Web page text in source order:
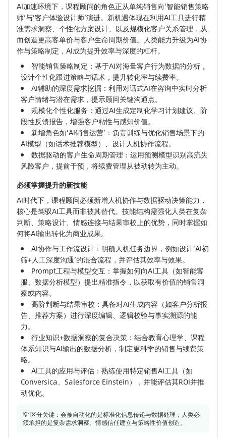
AI加速环境下，课程顾问的角色正从单纯销售向‘智能销售策略
师’与‘客户体验设计师’演进。新机遇体现在利用AI工具进行精
准需求洞察、个性化方案设计、以及规模化客户关系管理，从
而创造更高客单价与客户生命周期价值。人类能力升级为AI协
作与策略制定，AI成为提升效率与深度的杠杆。
智能销售策略制定：基于AI对海量客户行为数据的分析，
设计个性化跟进策略与话术，提升转化率与续费率。
AI辅助的深度需求挖掘：利用对话式AI在咨询中实时分析
客户情绪与潜在需求，提示顾问关键沟通点。
规模化个性化服务：通过AI生成定制化学习计划建议、阶
段性反馈报告，增强客户粘性与感知价值。
新增角色如‘AI销售运营’：负责训练与优化销售场景下的
AI模型（如话术推荐模型）、设计人机协作流程。
数据驱动的客户生命周期管理：运用预测模型识别高流失
风险客户，提前干预，将续费管理从被动转为主动。
必须掌握提升的新技能
AI时代下，课程顾问必须新增人机协作与数据驱动决策能力，
核心是驾驭AI工具而非被其替代。技能结构需强化人类在复杂
判断、策略设计、情感连接与结果审校上的优势，同时掌握如
何将AI输出转化为商业成果。
AI协作与工作流设计：明确人机任务边界，例如设计‘AI初
筛+人工深度沟通’的混合流程，并评估其效率与效果。
Prompt工程与模型交互：掌握如何向AI工具（如智能客
服、数据分析模型）提出精准指令，以获取有价值的销售洞
察或内容。
高阶判断与结果审校：具备对AI生成内容（如客户分析报
告、推荐方案）进行深度编辑、逻辑校验与事实溯源的能
力。
行业知识+数据洞察的复合决策：结合教育心理学、课程
体系知识与AI输出的数据分析，制定更科学的销售与续费策
略。
AI工具的应用与评估：熟练使用特定销售AI工具（如
Conversica、Salesforce Einstein），并能评估其ROI并推
动优化。
💡 区分关键：会被自动化的是标准化信息传递与数据处理；人类必
须承担的是复杂需求洞察、情感信任建立与策略性价值创造。